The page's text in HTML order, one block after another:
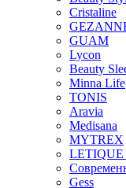
Cristaline
GUAM
Lycon
Beauty
Minna Life
TONIS
Aravia
Medisana
MYTREX
LETIQUE
Gess